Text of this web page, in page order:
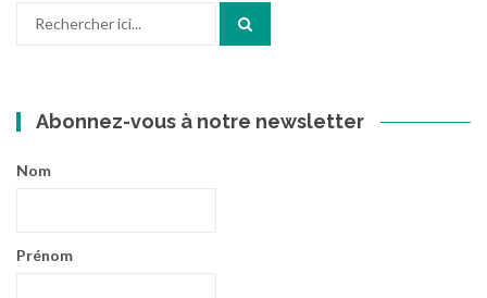
Abonnez-vous à notre newsletter
Nom
Prénom